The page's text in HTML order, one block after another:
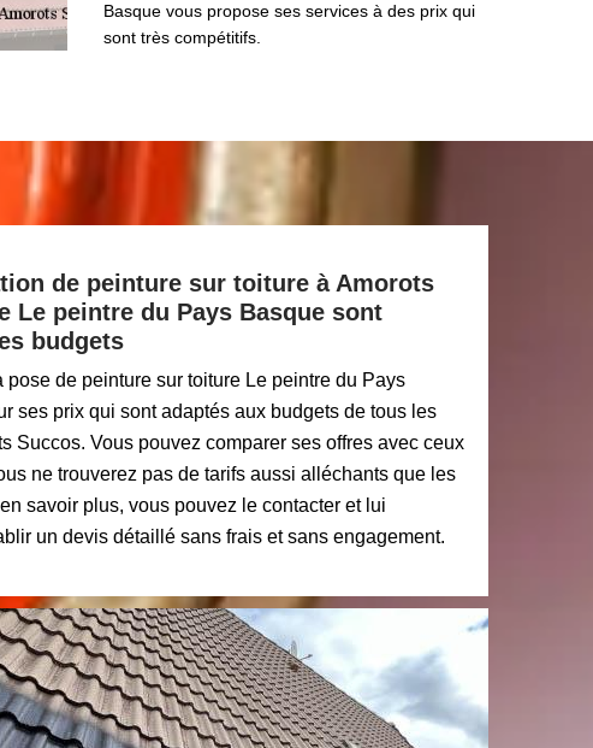
Basque vous propose ses services à des prix qui
sont très compétitifs.
de peinture sur toiture à Amorots
Le peintre du Pays Basque sont
budgets
pose de peinture sur toiture Le peintre du Pays
ses prix qui sont adaptés aux budgets de tous les
Succos. Vous pouvez comparer ses offres avec ceux
ne trouverez pas de tarifs aussi alléchants que les
savoir plus, vous pouvez le contacter et lui
un devis détaillé sans frais et sans engagement.